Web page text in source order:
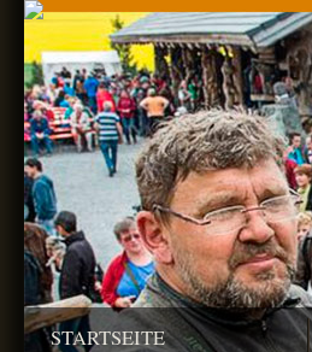
STARTSEITE